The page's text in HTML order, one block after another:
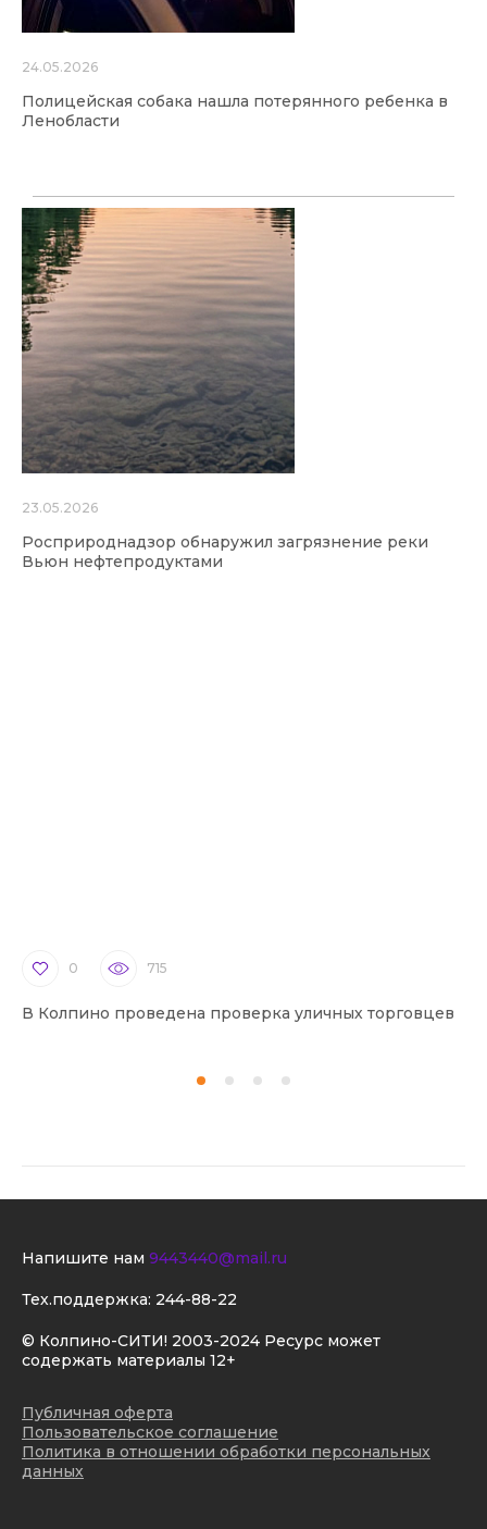
24.05.2026
Полицейская собака нашла потерянного ребенка в
Ленобласти
23.05.2026
Росприроднадзор обнаружил загрязнение реки
Вьюн нефтепродуктами
0 715
В Колпино проведена проверка уличных торговцев
© Колпино-СИТИ! 2003-2024 Ресурс может
содержать материалы 12+
Публичная оферта
Пользовательское соглашение
Политика в отношении обработки персональных
данных
Напишите нам 9443440@mail.ru
Тех.поддержка: 244-88-22